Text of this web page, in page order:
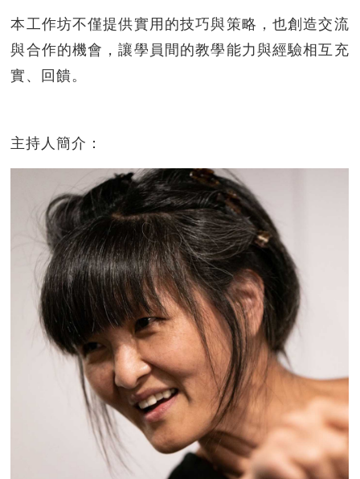
本工作坊不僅提供實用的技巧與策略，也創造交流
與合作的機會，讓學員間的教學能力與經驗相互充
實、回饋。
主持人簡介：